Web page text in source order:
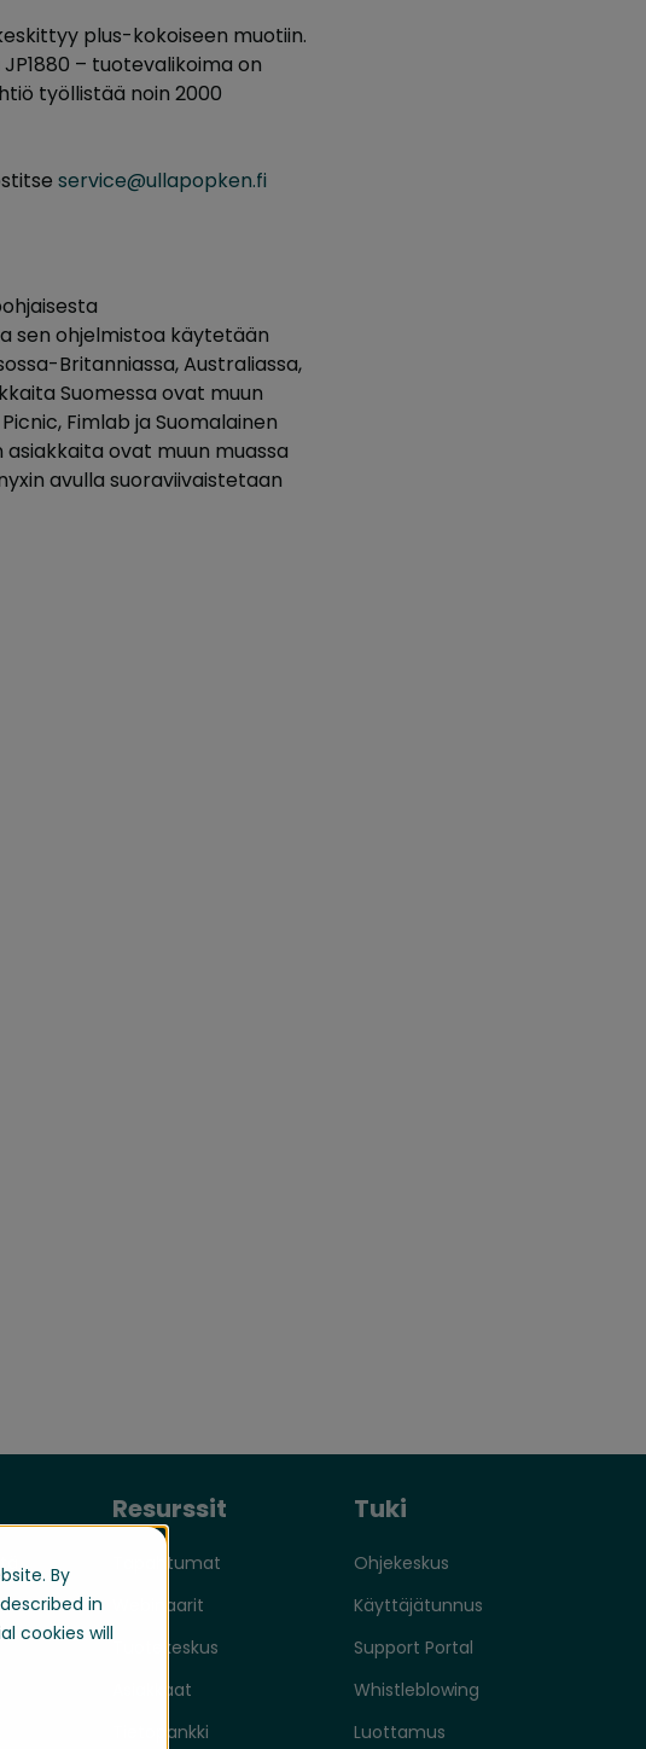
By
in
cookies will
plus-kokoiseen muotiin.
JP1880 – tuotevalikoima on
työllistää noin 2000
service@ullapopken.fi
sen ohjelmistoa käytetään
Britanniassa, Australiassa,
Suomessa ovat muun
Fimlab ja Suomalainen
asiakkaita ovat muun muassa
avulla suoraviivaistetaan
Resurssit
Tapahtumat
Webinaarit
Tuotekeskus
Asiakkaat
Tietopankki
Tuki
Ohjekeskus
Käyttäjätunnus
Support Portal
Whistleblowing
Luottamus